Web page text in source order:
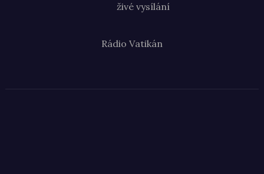
živé vysílání
Rádio Vatikán